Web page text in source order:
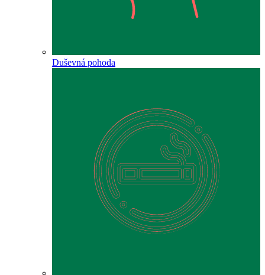
Duševná pohoda